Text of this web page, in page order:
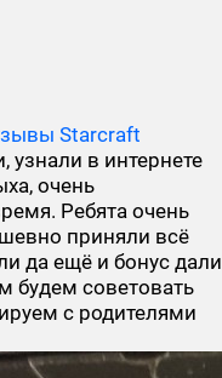
Starcraft
в интернете
очень
Ребята очень
приняли всё
да ещё и бонус дали
будем советовать
с родителями